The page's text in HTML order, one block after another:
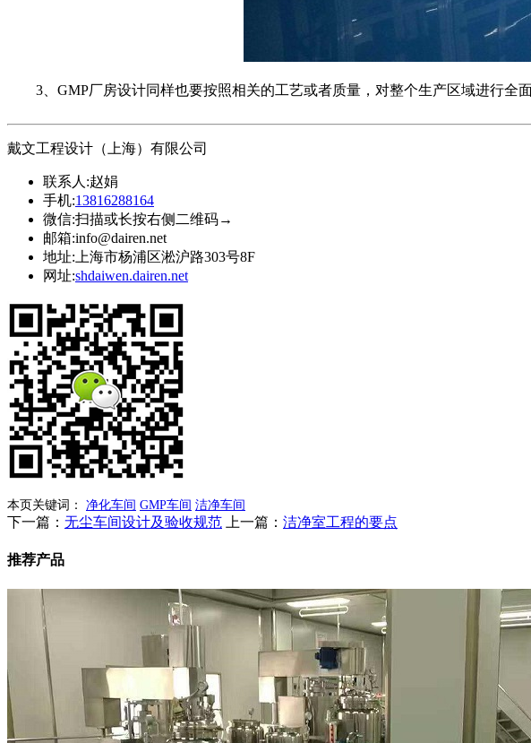
3、GMP厂房设计同样也要按照相关的工艺或者质量，对整个生产区域进行全
戴文工程设计（上海）有限公司
联系人:赵娟
手机:13816288164
微信:扫描或长按右侧二维码→
邮箱:info@dairen.net
地址: 上海市杨浦区淞沪路303号8F
网址:shdaiwen.dairen.net
本页关键词： 净化车间 GMP车间 洁净车间
下一篇： 无尘车间设计及验收规范 上一篇： 洁净室工程的要点
推荐产品